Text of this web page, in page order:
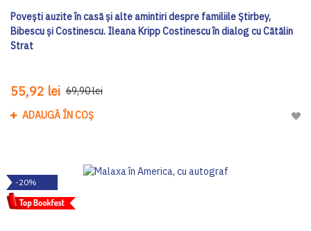
Povești auzite în casă și alte amintiri despre familiile Știrbey,
Bibescu și Costinescu. Ileana Kripp Costinescu în dialog cu Cătălin
Strat
55,92 lei 69,90 lei
ADAUGĂ ÎN COȘ
-20%